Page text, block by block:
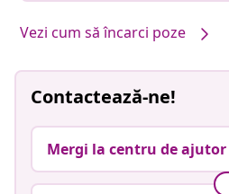
Vezi cum să încarci poze
Contactează-ne!
Mergi la centru de ajutor